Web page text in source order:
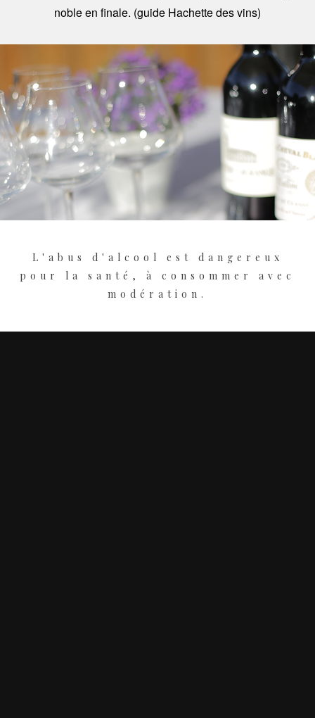
noble en finale. (guide Hachette des vins)
L'abus d'alcool est dangereux
pour la santé, à consommer avec
modération.